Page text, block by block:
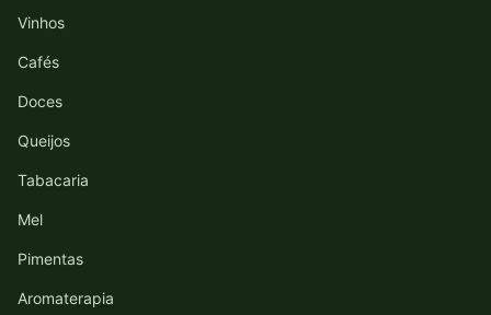
Vinhos
Cafés
Doces
Queijos
Tabacaria
Mel
Pimentas
Aromaterapia